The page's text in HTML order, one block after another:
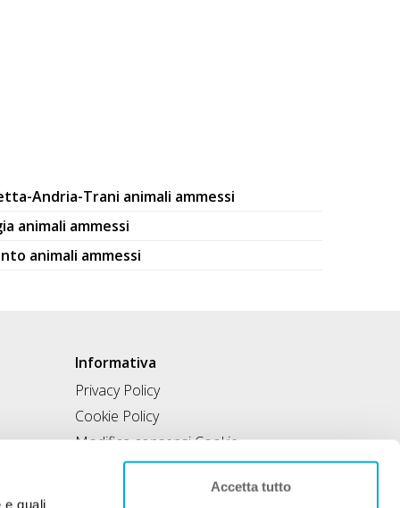
e quali
Accetta tutto
Andria-Trani animali ammessi
animali ammessi
animali ammessi
Informativa
Privacy Policy
Cookie Policy
Modifica consensi Cookie
Condizioni di utilizzo
Contratto di inclusione